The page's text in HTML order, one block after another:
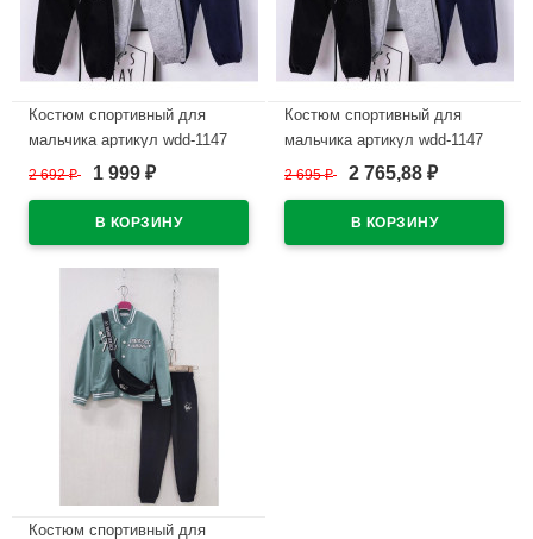
Костюм спортивный для
мальчика артикул wdd-1147
размер 32/128-46/170 цвет
2 692₽ 1 999 ₽
Костюм спортивный для
мальчика артикул wdd-1147
размер 32/128-46/170 цвет
2 695₽ 2 765,88 ₽
Костюм спортивный для